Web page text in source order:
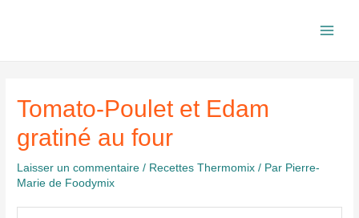
Tomato-Poulet et Edam
gratiné au four
Laisser un commentaire / Recettes Thermomix / Par Pierre-
Marie de Foodymix